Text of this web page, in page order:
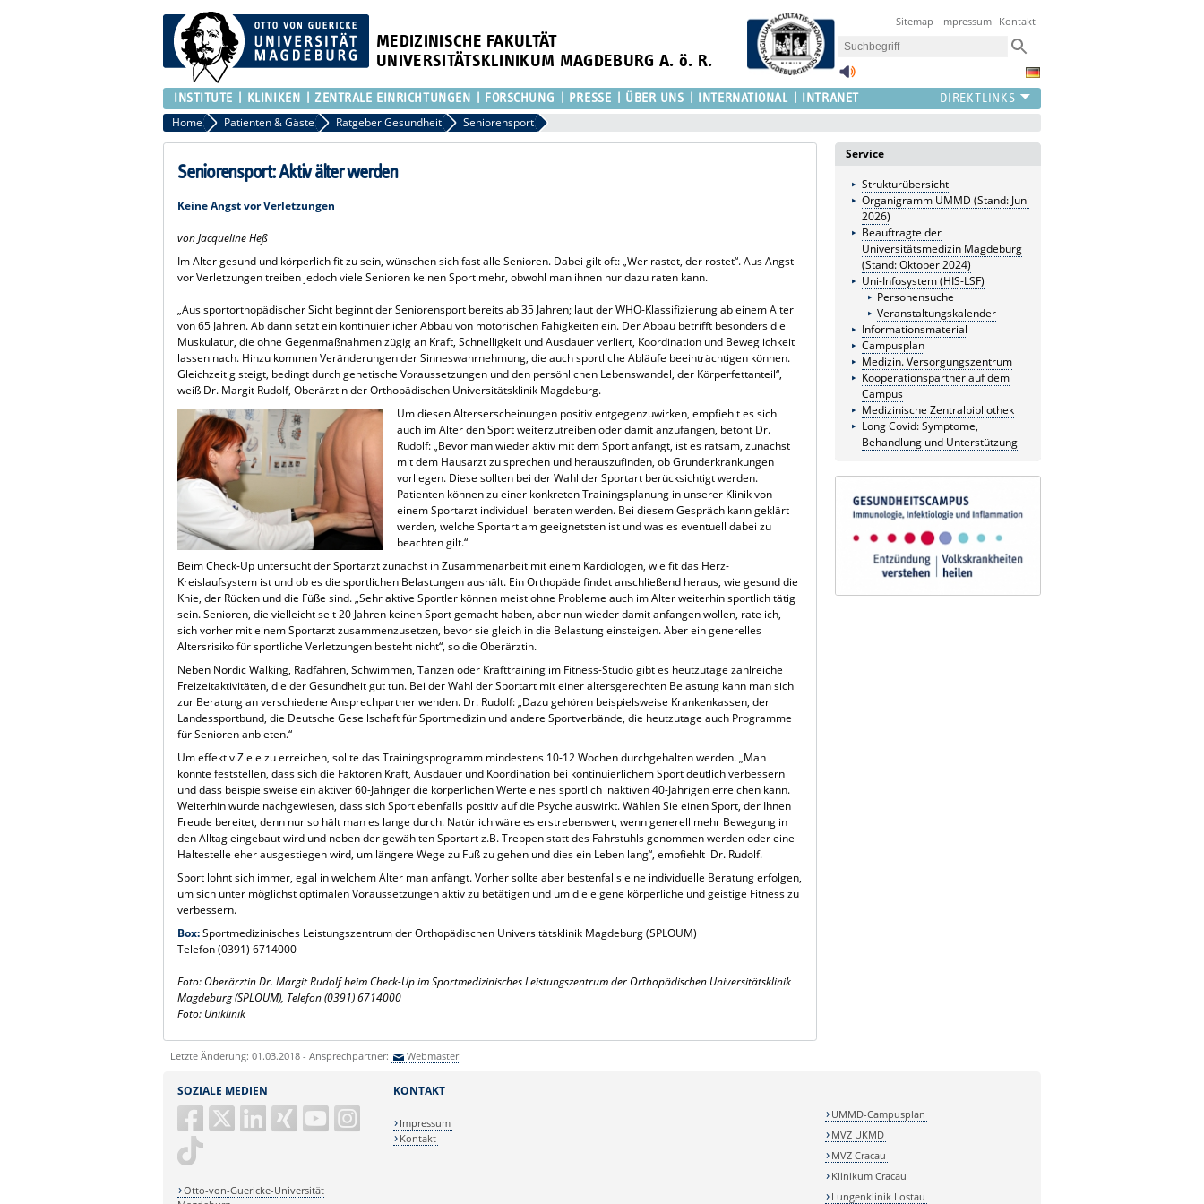
MEDIZINISCHE FAKULTÄT
UNIVERSITÄTSKLINIKUM MAGDEBURG A. ö. R.
Sitemap Impressum Kontakt
INSTITUTE KLINIKEN ZENTRALE EINRICHTUNGEN FORSCHUNG PRESSE ÜBER UNS INTERNATIONAL INTRANET
Home Patienten & Gäste Ratgeber Gesundheit Seniorensport
Seniorensport: Aktiv älter werden
Keine Angst vor Verletzungen
von Jacqueline Heß
Im Alter gesund und körperlich fit zu sein, wünschen sich fast alle Senioren. Dabei gilt oft: „Wer rastet, der rostet“. Aus Angst
vor Verletzungen treiben jedoch viele Senioren keinen Sport mehr, obwohl man ihnen nur dazu raten kann.
„Aus sportorthopädischer Sicht beginnt der Seniorensport bereits ab 35 Jahren; laut der WHO-Klassifizierung ab einem Alter
von 65 Jahren. Ab dann setzt ein kontinuierlicher Abbau von motorischen Fähigkeiten ein. Der Abbau betrifft besonders die
Muskulatur, die ohne Gegenmaßnahmen zügig an Kraft, Schnelligkeit und Ausdauer verliert, Koordination und Beweglichkeit
lassen nach. Hinzu kommen Veränderungen der Sinneswahrnehmung, die auch sportliche Abläufe beeinträchtigen können.
Gleichzeitig steigt, bedingt durch genetische Voraussetzungen und den persönlichen Lebenswandel, der Körperfettanteil“,
weiß Dr. Margit Rudolf, Oberärztin der Orthopädischen Universitätsklinik Magdeburg.
Um diesen Alterserscheinungen positiv entgegenzuwirken, empfiehlt es sich
auch im Alter den Sport weiterzutreiben oder damit anzufangen, betont Dr.
Rudolf: „Bevor man wieder aktiv mit dem Sport anfängt, ist es ratsam, zunächst
mit dem Hausarzt zu sprechen und herauszufinden, ob Grunderkrankungen
vorliegen. Diese sollten bei der Wahl der Sportart berücksichtigt werden.
Patienten können zu einer konkreten Trainingsplanung in unserer Klinik von
einem Sportarzt individuell beraten werden. Bei diesem Gespräch kann geklärt
werden, welche Sportart am geeignetsten ist und was es eventuell dabei zu
beachten gilt.“
Beim Check-Up untersucht der Sportarzt zunächst in Zusammenarbeit mit einem Kardiologen, wie fit das Herz-
Kreislaufsystem ist und ob es die sportlichen Belastungen aushält. Ein Orthopäde findet anschließend heraus, wie gesund die
Knie, der Rücken und die Füße sind. „Sehr aktive Sportler können meist ohne Probleme auch im Alter weiterhin sportlich tätig
sein. Senioren, die vielleicht seit 20 Jahren keinen Sport gemacht haben, aber nun wieder damit anfangen wollen, rate ich,
sich vorher mit einem Sportarzt zusammenzusetzen, bevor sie gleich in die Belastung einsteigen. Aber ein generelles
Altersrisiko für sportliche Verletzungen besteht nicht“, so die Oberärztin.
Neben Nordic Walking, Radfahren, Schwimmen, Tanzen oder Krafttraining im Fitness-Studio gibt es heutzutage zahlreiche
Freizeitaktivitäten, die der Gesundheit gut tun. Bei der Wahl der Sportart mit einer altersgerechten Belastung kann man sich
zur Beratung an verschiedene Ansprechpartner wenden. Dr. Rudolf: „Dazu gehören beispielsweise Krankenkassen, der
Landessportbund, die Deutsche Gesellschaft für Sportmedizin und andere Sportverbände, die heutzutage auch Programme
für Senioren anbieten.“
Um effektiv Ziele zu erreichen, sollte das Trainingsprogramm mindestens 10-12 Wochen durchgehalten werden. „Man
konnte feststellen, dass sich die Faktoren Kraft, Ausdauer und Koordination bei kontinuierlichem Sport deutlich verbessern
und dass beispielsweise ein aktiver 60-Jähriger die körperlichen Werte eines sportlich inaktiven 40-Jährigen erreichen kann.
Weiterhin wurde nachgewiesen, dass sich Sport ebenfalls positiv auf die Psyche auswirkt. Wählen Sie einen Sport, der Ihnen
Freude bereitet, denn nur so hält man es lange durch. Natürlich wäre es erstrebenswert, wenn generell mehr Bewegung in
den Alltag eingebaut wird und neben der gewählten Sportart z.B. Treppen statt des Fahrstuhls genommen werden oder eine
Haltestelle eher ausgestiegen wird, um längere Wege zu Fuß zu gehen und dies ein Leben lang“, empfiehlt Dr. Rudolf.
Sport lohnt sich immer, egal in welchem Alter man anfängt. Vorher sollte aber bestenfalls eine individuelle Beratung erfolgen,
um sich unter möglichst optimalen Voraussetzungen aktiv zu betätigen und um die eigene körperliche und geistige Fitness zu
verbessern.
Box:Sportmedizinisches Leistungszentrum der Orthopädischen Universitätsklinik Magdeburg (SPLOUM)
Telefon (0391) 6714000
Foto: Oberärztin Dr. Margit Rudolf beim Check-Up im Sportmedizinisches Leistungszentrum der Orthopädischen Universitätsklinik
Magdeburg (SPLOUM), Telefon (0391) 6714000
Foto: Uniklinik
Service
Strukturübersicht
Organigramm UMMD (Stand: Juni
2026)
Beauftragte der
Universitätsmedizin Magdeburg
(Stand: Oktober 2024)
Uni-Infosystem (HIS-LSF)
Personensuche
Veranstaltungskalender
Informationsmaterial
Campusplan
Medizin. Versorgungszentrum
Kooperationspartner auf dem
Campus
Medizinische Zentralbibliothek
Long Covid: Symptome,
Behandlung und Unterstützung
Letzte Änderung: 01.03.2018 - Ansprechpartner: Webmaster
SOZIALE MEDIEN
Otto-von-Guericke-Universität
KONTAKT
Impressum
Kontakt
UMMD-Campusplan
MVZ UKMD
MVZ Cracau
Klinikum Cracau
Lungenklinik Lostau